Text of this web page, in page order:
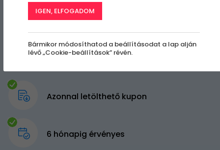
Azonnal letölthető kupon
6 hónapig érvényes
IGEN, ELFOGADOM
Bármikor módosíthatod a beállításodat a lap alján
lévő „Cookie-beállítások” révén.